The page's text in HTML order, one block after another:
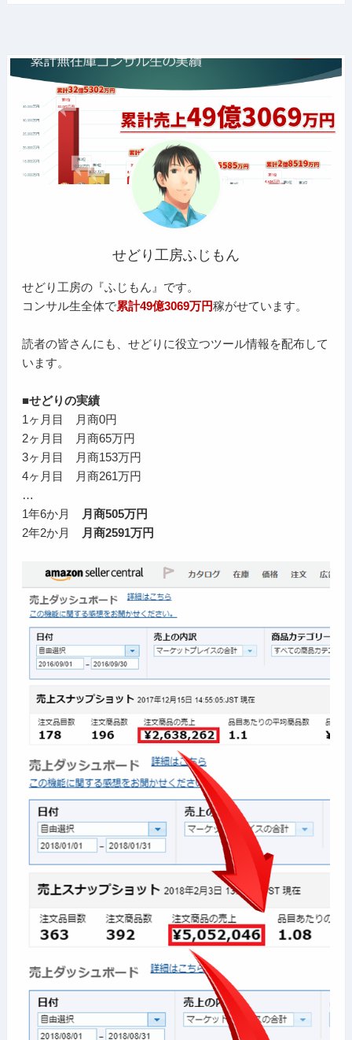
せどり工房ふじもん
せどり工房の『ふじもん』です。
コンサル生全体で累計49億3069万円稼がせています。
読者の皆さんにも、せどりに役立つツール情報を配布して
います。
■せどりの実績
1ヶ月目 月商0円
2ヶ月目 月商65万円
3ヶ月目 月商153万円
4ヶ月目 月商261万円
…
1年6か月
月商505万円
2年2か月
月商2591万円